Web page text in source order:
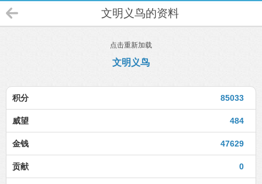
文明义鸟的资料
点击重新加载
文明义鸟
85033
积分
484
威望
47629
金钱
0
贡献